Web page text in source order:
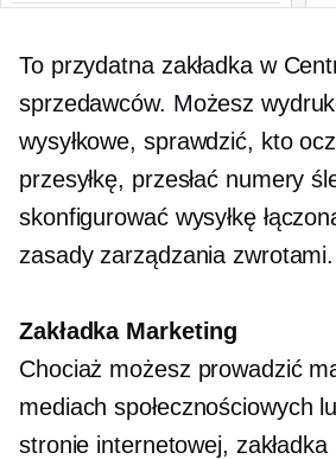
To przydatna zakładka w
sprzedawców. Możesz
wysyłkowe, sprawdzić, kto
przesyłkę, przesłać numery
skonfigurować wysyłkę
zasady zarządzania zwrotami.
Zakładka Marketing
Chociaż możesz prowadzić
mediach społecznościowych
stronie internetowej,